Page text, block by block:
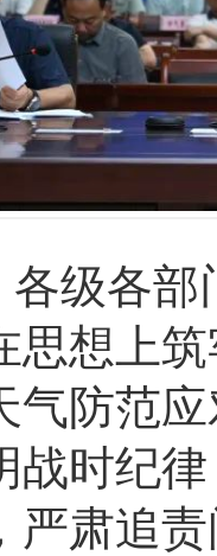
级各
思想上
气防范
战时纪
严肃追